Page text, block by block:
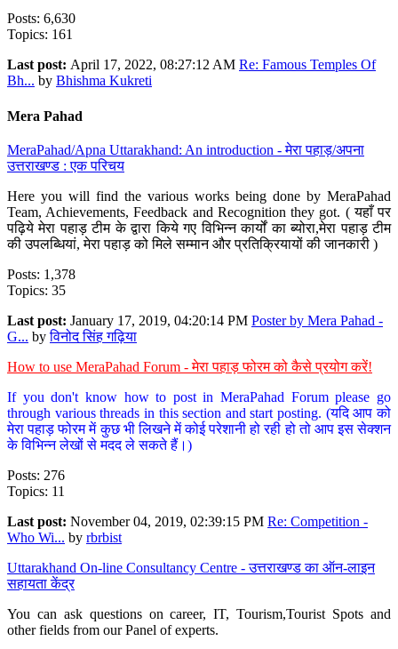
Posts: 6,630
Topics: 161
Last post: April 17, 2022, 08:27:12 AM Re: Famous Temples Of
Bh... by Bhishma Kukreti
Mera Pahad
MeraPahad/Apna Uttarakhand: An introduction - मेरा पहाड़/अपना
उत्तराखण्ड : एक परिचय
Here you will find the various works being done by MeraPahad
Team, Achievements, Feedback and Recognition they got. ( यहाँ पर
पढ़िये मेरा पहाड़ टीम के द्वारा किये गए विभिन्न कार्यों का ब्योरा,मेरा पहाड़ टीम
की उपलब्धियां, मेरा पहाड़ को मिले सम्मान और प्रतिक्रियायों की जानकारी )
Posts: 1,378
Topics: 35
Last post: January 17, 2019, 04:20:14 PM Poster by Mera Pahad -
G... byविनोद सिंह गढ़िया
How to use MeraPahad Forum - मेरा पहाड़ फोरम को कैसे प्रयोग करें!
If you don't know how to post in MeraPahad Forum please go
through various threads in this section and start posting. (यदि आप को
मेरा पहाड़ फोरम में कुछ भी लिखने में कोई परेशानी हो रही हो तो आप इस सेक्शन
के विभिन्न लेखों से मदद ले सकते हैं।)
Posts: 276
Topics: 11
Last post: November 04, 2019, 02:39:15 PM Re: Competition -
Who Wi... by rbrbist
Uttarakhand On-line Consultancy Centre - उत्तराखण्ड का ऑन-लाइन
सहायता केंद्र
You can ask questions on career, IT, Tourism,Tourist Spots and
other fields from our Panel of experts.